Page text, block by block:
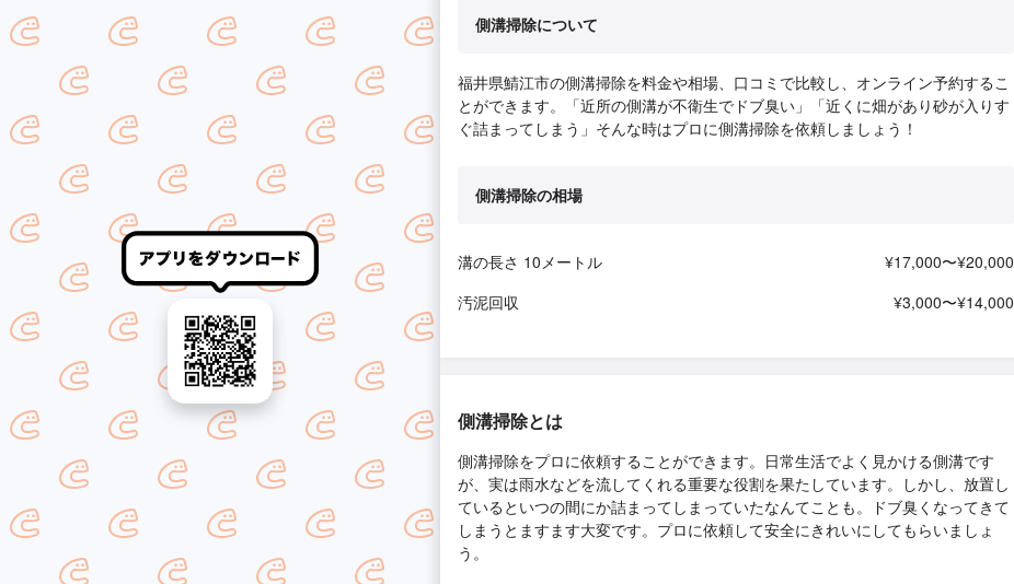
側溝掃除について
福井県鯖江市の側溝掃除を料金や相場、口コミで比較し、オンライン予約するこ
とができます。「近所の側溝が不衛生でドブ臭い」「近くに畑があり砂が入りす
ぐ詰まってしまう」そんな時はプロに側溝掃除を依頼しましょう！
側溝掃除の相場
溝の長さ 10メートル
¥17,000〜¥20,000
汚泥回収
¥3,000〜¥14,000
側溝掃除とは
側溝掃除をプロに依頼することができます。日常生活でよく見かける側溝です
が、実は雨水などを流してくれる重要な役割を果たしています。しかし、放置し
ているといつの間にか詰まってしまっていたなんてことも。ドブ臭くなってきて
しまうとますます大変です。プロに依頼して安全にきれいにしてもらいましょ
う。